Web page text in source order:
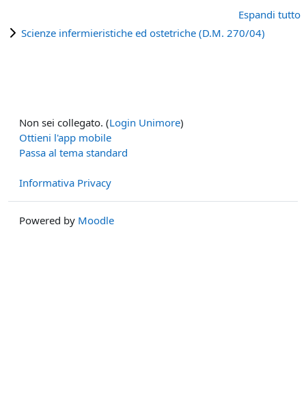
Espandi tutto
Scienze infermieristiche ed ostetriche (D.M. 270/04)
Non sei collegato. (Login Unimore)
Ottieni l'app mobile
Passa al tema standard
Informativa Privacy
Powered by Moodle